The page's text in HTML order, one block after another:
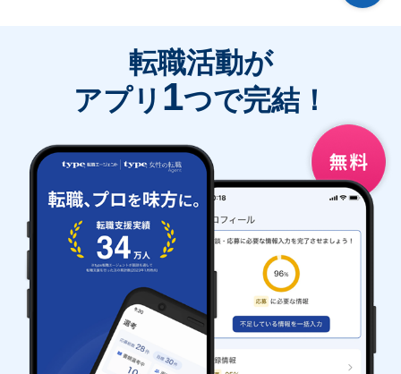
転職活動が
アプリ 1つで完結！